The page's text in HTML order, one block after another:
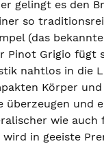
gelingt es den
so
(das
Pinot Grigio fügt
nahtlos in die
Körper und
überzeugen und
wie auch
wird in geeiste